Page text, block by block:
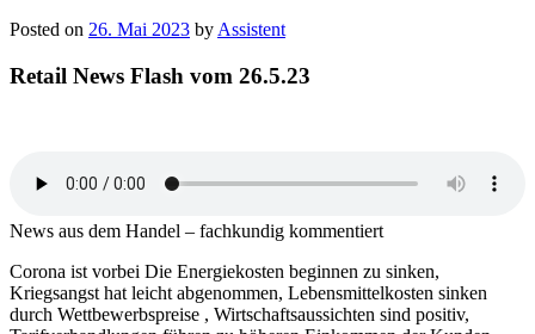
Posted on 26. Mai 2023 by Assistent
Retail News Flash vom 26.5.23
News aus dem Handel – fachkundig kommentiert
Corona ist vorbei Die Energiekosten beginnen zu sinken,
Kriegsangst hat leicht abgenommen, Lebensmittelkosten sinken
durch Wettbewerbspreise , Wirtschaftsaussichten sind positiv,